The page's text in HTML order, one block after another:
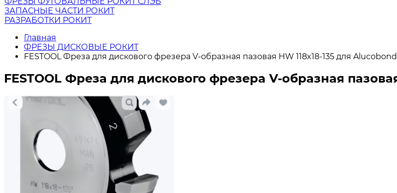
ЗАПАСНЫЕ ЧАСТИ РОКИТ
РАЗРАБОТКИ РОКИТ
Главная
ФРЕЗЫ ДИСКОВЫЕ РОКИТ
FESTOOL Фреза для дискового фрезера V-образная пазовая HW 118x18-135 для Alucobond
FESTOOL Фреза для дискового фрезера V-образная